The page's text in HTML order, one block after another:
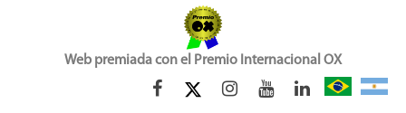
Web premiada con el Premio Internacional OX